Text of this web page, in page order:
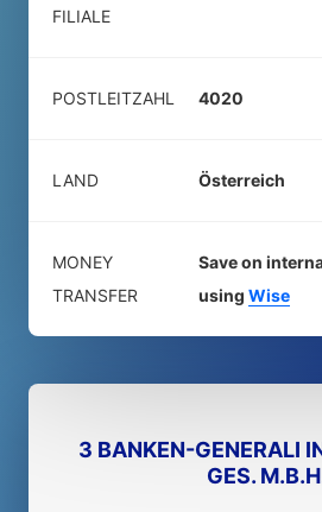
FILIALE
POSTLEITZAHL 4020
LAND Österreich
MONEY
TRANSFER
Save on
using Wise
3 BANKEN-GENERALI
GES.